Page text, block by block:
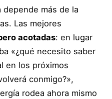
depende más de la
Las mejores
acotadas: en lugar
«¿qué necesito saber
en los próximos
conmigo?»,
rodea ahora mismo